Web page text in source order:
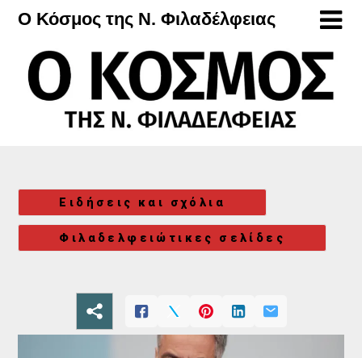
Μετάβαση
περιεχόμενο
Ο Κόσμος της Ν. Φιλαδέλφειας
Ειδήσεις και σχόλια
Φιλαδελφειώτικες σελίδες